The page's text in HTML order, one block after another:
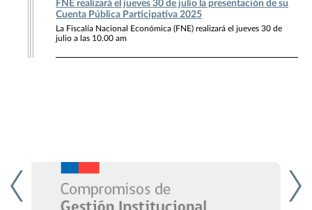
FNE realizará el jueves 30 de julio la presentación de su
Cuenta Pública Participativa 2025
La Fiscalía Nacional Económica (FNE) realizará el jueves 30 de
julio a las 10.00 am